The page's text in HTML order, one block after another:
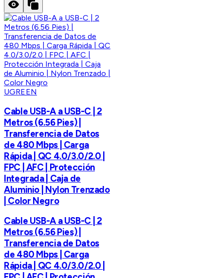
UGREEN
Cable USB-A a USB-C | 2
Metros (6.56 Pies) |
Transferencia de Datos
de 480 Mbps | Carga
Rápida | QC 4.0/3.0/2.0 |
FPC | AFC | Protección
Integrada | Caja de
Aluminio | Nylon Trenzado
| Color Negro
Cable USB-A a USB-C | 2
Metros (6.56 Pies) |
Transferencia de Datos
de 480 Mbps | Carga
Rápida | QC 4.0/3.0/2.0 |